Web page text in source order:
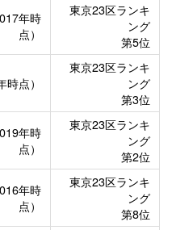
年時
点）
東京23区ランキ
ング
第5位
時点）
東京23区ランキ
ング
第3位
年時
点）
東京23区ランキ
ング
第2位
年時
点）
東京23区ランキ
ング
第8位